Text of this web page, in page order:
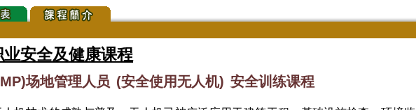
业安全及健康课程
场地管理人员 (安全使用无人机) 安全训练课程